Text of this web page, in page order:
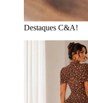
Destaques C&A!